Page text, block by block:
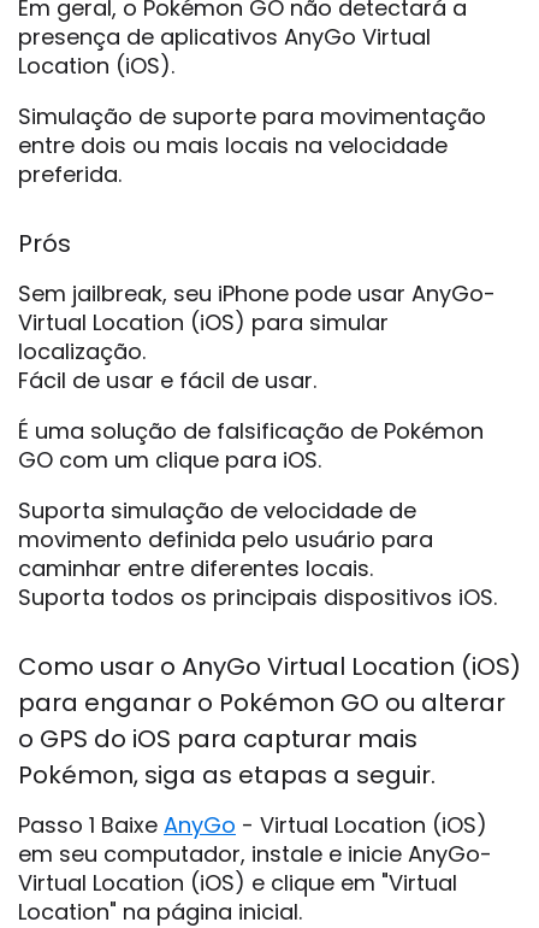
Em geral, o Pokémon GO não detectará a
presença de aplicativos AnyGo Virtual
Location (iOS).
Simulação de suporte para movimentação
entre dois ou mais locais na velocidade
preferida.
Prós
Sem jailbreak, seu iPhone pode usar AnyGo-
Virtual Location (iOS) para simular
localização.
Fácil de usar e fácil de usar.
É uma solução de falsificação de Pokémon
GO com um clique para iOS.
Suporta simulação de velocidade de
movimento definida pelo usuário para
caminhar entre diferentes locais.
Suporta todos os principais dispositivos iOS.
Como usar o AnyGo Virtual Location (iOS)
para enganar o Pokémon GO ou alterar
o GPS do iOS para capturar mais
Pokémon, siga as etapas a seguir.
Passo 1 Baixe AnyGo - Virtual Location (iOS)
em seu computador, instale e inicie AnyGo-
Virtual Location (iOS) e clique em "Virtual
Location" na página inicial.